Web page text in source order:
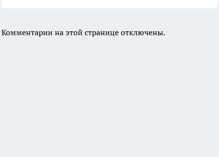
Комментарии на этой странице отключены.